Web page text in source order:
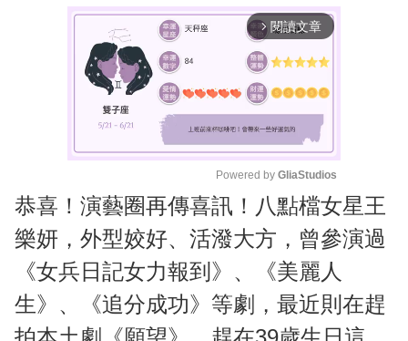
arrow_forward_ios 閱讀文章
M
e
Powered by GliaStudios
恭喜！演藝圈再傳喜訊！八點檔女星王
樂妍，外型姣好、活潑大方，曾參演過
《女兵日記女力報到》、《美麗人
生》、《追分成功》等劇，最近則在趕